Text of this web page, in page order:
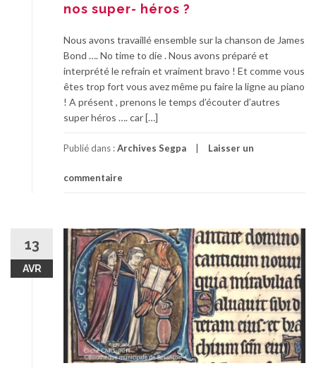
nos super- héros ?
Nous avons travaillé ensemble sur la chanson de James
Bond …. No time to die . Nous avons préparé et
interprété le refrain et vraiment bravo ! Et comme vous
êtes trop fort vous avez même pu faire la ligne au piano
! A présent , prenons le temps d’écouter d’autres
super héros …. car […]
Publié dans :Archives Segpa Laisser un
commentaire
13
AVR